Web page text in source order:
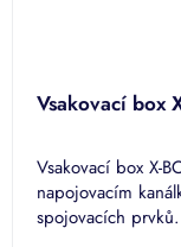
Vsakovací box
Vsakovací box X-
napojovacím
spojovacích prvků.